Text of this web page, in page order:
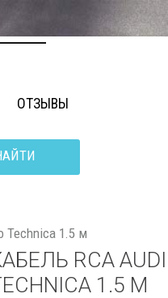
ОТЗЫВЫ
Technica 1.5 м
RCA
1.5 М